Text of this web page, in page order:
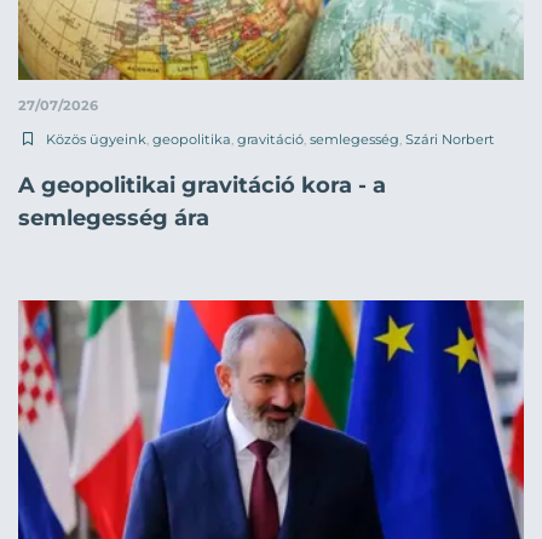
27/07/2026
Közös ügyeink geopolitika gravitáció semlegesség Szári Norbert
A geopolitikai gravitáció kora - a
semlegesség ára